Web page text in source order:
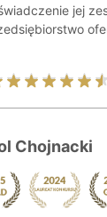
jej
Chojnacki